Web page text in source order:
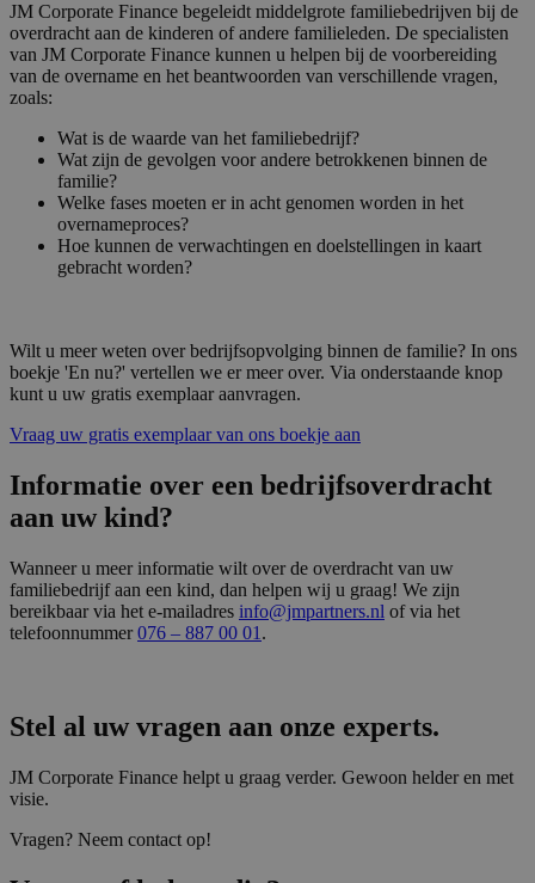
JM Corporate Finance begeleidt middelgrote familiebedrijven bij de
overdracht aan de kinderen of andere familieleden. De specialisten
van JM Corporate Finance kunnen u helpen bij de voorbereiding
van de overname en het beantwoorden van verschillende vragen,
zoals:
Wat is de waarde van het familiebedrijf?
Wat zijn de gevolgen voor andere betrokkenen binnen de
familie?
Welke fases moeten er in acht genomen worden in het
overnameproces?
Hoe kunnen de verwachtingen en doelstellingen in kaart
gebracht worden?
Wilt u meer weten over bedrijfsopvolging binnen de familie? In ons
boekje 'En nu?' vertellen we er meer over. Via onderstaande knop
kunt u uw gratis exemplaar aanvragen.
Vraag uw gratis exemplaar van ons boekje aan
Informatie over een bedrijfsoverdracht
aan uw kind?
Wanneer u meer informatie wilt over de overdracht van uw
familiebedrijf aan een kind, dan helpen wij u graag! We zijn
bereikbaar via het e-mailadres info@jmpartners.nl of via het
telefoonnummer076 – 887 00 01 .
Stel al uw vragen aan onze experts.
JM Corporate Finance helpt u graag verder. Gewoon helder en met
visie.
Vragen? Neem contact op!